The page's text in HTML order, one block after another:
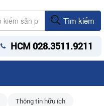
Tìm kiếm
HCM 028.3511.9211
Thông tin hữu ích